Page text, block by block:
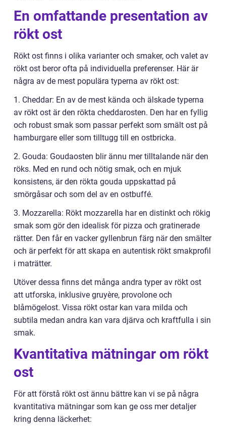
En omfattande presentation av
rökt ost
Rökt ost finns i olika varianter och smaker, och valet av
rökt ost beror ofta på individuella preferenser. Här är
några av de mest populära typerna av rökt ost:
1. Cheddar: En av de mest kända och älskade typerna
av rökt ost är den rökta cheddarosten. Den har en fyllig
och robust smak som passar perfekt som smält ost på
hamburgare eller som tilltugg till en ostbricka.
2. Gouda: Goudaosten blir ännu mer tilltalande när den
röks. Med en rund och nötig smak, och en mjuk
konsistens, är den rökta gouda uppskattad på
smörgåsar och som del av en ostbuffé.
3. Mozzarella: Rökt mozzarella har en distinkt och rökig
smak som gör den idealisk för pizza och gratinerade
rätter. Den får en vacker gyllenbrun färg när den smälter
och är perfekt för att skapa en autentisk rökt smakprofil
i maträtter.
Utöver dessa finns det många andra typer av rökt ost
att utforska, inklusive gruyère, provolone och
blåmögelost. Vissa rökt ostar kan vara milda och
subtila medan andra kan vara djärva och kraftfulla i sin
smak.
Kvantitativa mätningar om rökt
ost
För att förstå rökt ost ännu bättre kan vi se på några
kvantitativa mätningar som kan ge oss mer detaljer
kring denna läckerhet: